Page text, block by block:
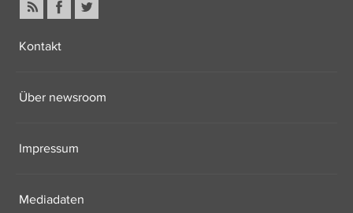
Kontakt
Über newsroom
Impressum
Mediadaten